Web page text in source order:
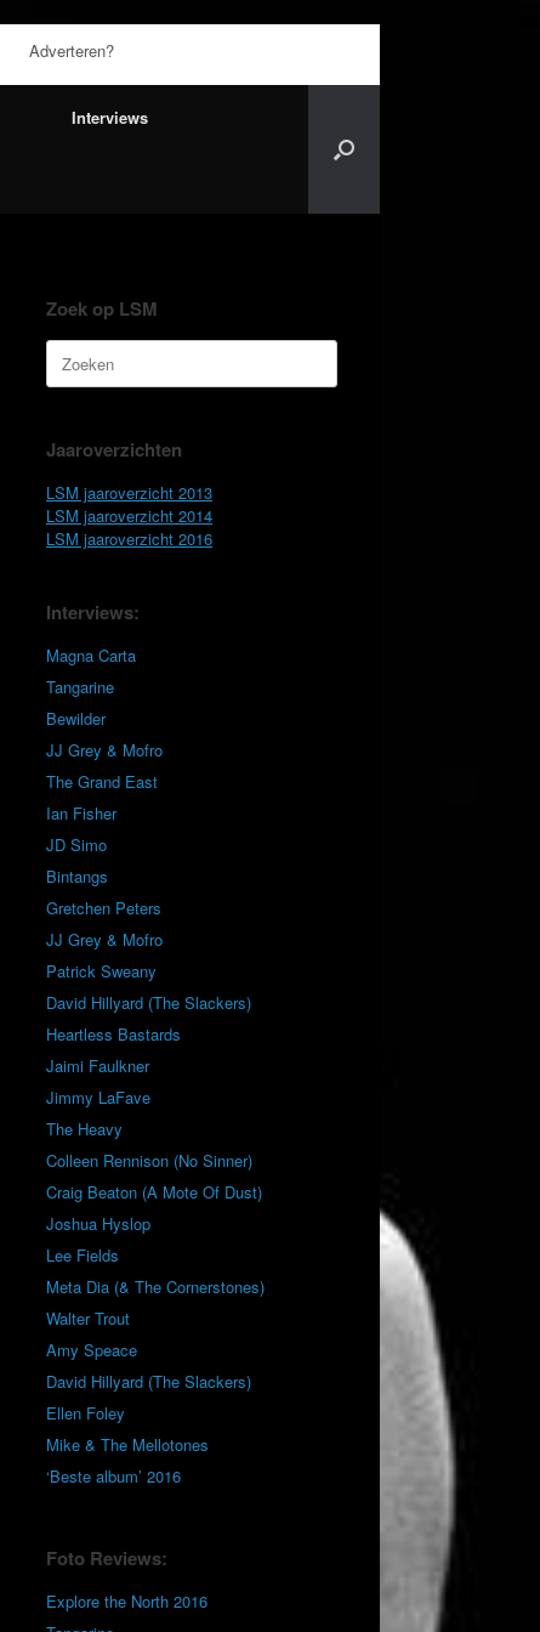
Adverteren?
Interviews
Zoek op LSM
Zoeken
naar:
Jaaroverzichten
LSM jaaroverzicht 2013
LSM jaaroverzicht 2014
LSM jaaroverzicht 2016
Interviews:
Magna Carta
Tangarine
Bewilder
JJ Grey & Mofro
The Grand East
Ian Fisher
JD Simo
Bintangs
Gretchen Peters
JJ Grey & Mofro
Patrick Sweany
David Hillyard (The Slackers)
Heartless Bastards
Jaimi Faulkner
Jimmy LaFave
The Heavy
Colleen Rennison (No Sinner)
Craig Beaton (A Mote Of Dust)
Joshua Hyslop
Lee Fields
Meta Dia (& The Cornerstones)
Walter Trout
Amy Speace
David Hillyard (The Slackers)
Ellen Foley
Mike & The Mellotones
‘Beste album’ 2016
Foto Reviews:
Explore the North 2016